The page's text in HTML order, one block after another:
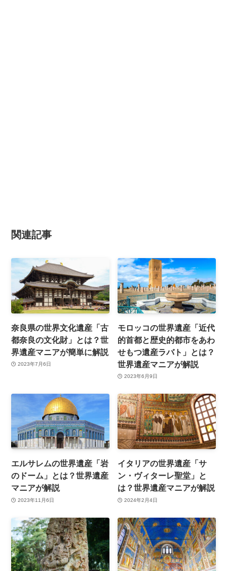
関連記事
奈良県の世界文化遺産「古
都奈良の文化財」とは？世
界遺産マニアが簡単に解説
2023年7月6日
モロッコの世界遺産「近代
的首都と歴史的都市をあわ
せもつ遺産ラバト」とは？
世界遺産マニアが解説
2023年6月9日
エルサレムの世界遺産「岩
のドーム」とは？世界遺産
マニアが解説
2023年11月6日
イタリアの世界遺産「サ
ン・ヴィターレ聖堂」と
は？世界遺産マニアが解説
2024年2月4日